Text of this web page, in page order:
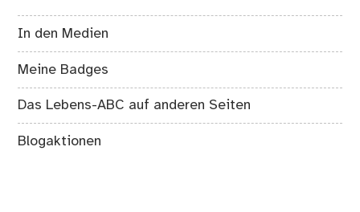
In den Medien
Meine Badges
Das Lebens-ABC auf anderen Seiten
Blogaktionen